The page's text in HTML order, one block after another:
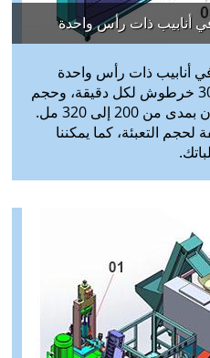
أنابيب ذات رأس واحدة
في أنابيب ذات رأس واحدة
لديها قدرة على تعبئة حوالي 30 خرطوش لكل دقيقة، وحجم
التعبئة المقاس لكل منتج يكون بمدى من 200 إلى 320 مل.
التعبئة، كما يمكننا